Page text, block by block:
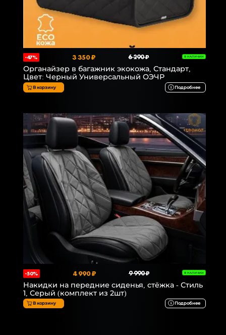
-47% 3 350 ₽ 6 290 ₽ В НАЛИЧИИ
Органайзер в багажник экокожа, Стандарт,
Цвет: Черный Универсальный ОЭЧР
В корзину Подробнее
-50% 4 990 ₽ 9 990 ₽ В НАЛИЧИИ
Накидки на передние сиденья, стёжка - Стиль
1, Серый (комплект из 2шт)
В корзину Подробнее